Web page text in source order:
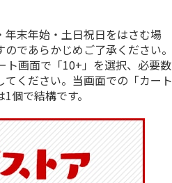
末年始・土日祝日をはさむ場
であらかじめご了承ください。
画面で「10+」を選択、必要数
ください。当画面での「カート
個で結構です。